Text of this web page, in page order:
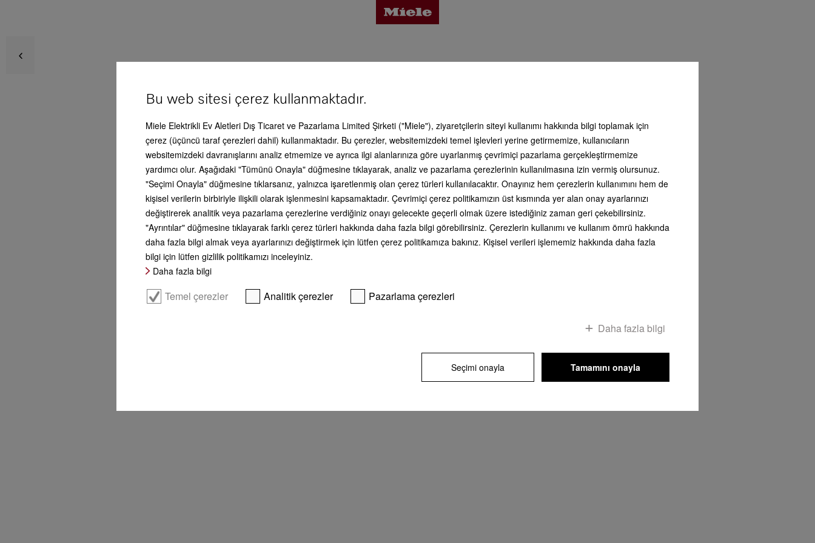
Avantajlar
Ürün detayları
Aksesuar
Servis & Destek
İyi bir his
Burada size Miele ürünleriyle bağlantılı
olarak yardımcı olabilecek kapsamlı
bilgiler bulabilirsiniz. Ön aşamadaki satın
alma danışmanlığından, cihazın evinizdeki
kurulumuna kadar uzanan kapsamlı
çerçeve teklif veya mükemmel kullanıma
ilişkin detaylı bilgiler. Her zaman
yanınızdayız - hizmetinizde olduğumuzu
unutmayınız!
Bu web sitesi çerez kullanmaktadır.
Miele Elektrikli Ev Aletleri Dış Ticaret ve Pazarlama Limited Şirketi ("Miele"), ziyaretçilerin siteyi kullanımı hakkında bilgi toplamak için
çerez (üçüncü taraf çerezleri dahil) kullanmaktadır. Bu çerezler, websitemizdeki temel işlevleri yerine getirmemize, kullanıcıların
websitemizdeki davranışlarını analiz etmemize ve ayrıca ilgi alanlarınıza göre uyarlanmış çevrimiçi pazarlama gerçekleştirmemize
yardımcı olur. Aşağıdaki "Tümünü Onayla" düğmesine tıklayarak, analiz ve pazarlama çerezlerinin kullanılmasına izin vermiş olursunuz.
"Seçimi Onayla" düğmesine tıklarsanız, yalnızca işaretlenmiş olan çerez türleri kullanılacaktır. Onayınız hem çerezlerin kullanımını hem de
kişisel verilerin birbiriyle ilişkili olarak işlenmesini kapsamaktadır. Çevrimiçi çerez politikamızın üst kısmında yer alan onay ayarlarınızı
değiştirerek analitik veya pazarlama çerezlerine verdiğiniz onayı gelecekte geçerli olmak üzere istediğiniz zaman geri çekebilirsiniz.
"Ayrıntılar" düğmesine tıklayarak farklı çerez türleri hakkında daha fazla bilgi görebilirsiniz. Çerezlerin kullanımı ve kullanım ömrü hakkında
daha fazla bilgi almak veya ayarlarınızı değiştirmek için lütfen çerez politikamıza bakınız. Kişisel verileri işlememiz hakkında daha fazla
bilgi için lütfen gizlilik politikamızı inceleyiniz.
Daha fazla bilgi
Temel çerezler Analitik çerezler Pazarlama çerezleri
Daha fazla bilgi
Seçimi onayla Tamamını onayla